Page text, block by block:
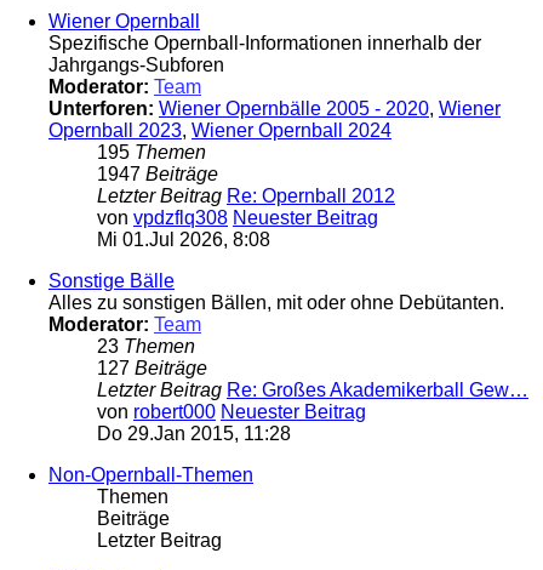
Wiener Opernball
Spezifische Opernball-Informationen innerhalb der
Jahrgangs-Subforen
Moderator: Team
Unterforen: Wiener Opernbälle 2005 - 2020, Wiener
Opernball 2023, Wiener Opernball 2024
195 Themen
1947 Beiträge
Letzter Beitrag Re: Opernball 2012
von vpdzflq308 Neuester Beitrag
Mi 01.Jul 2026, 8:08
Sonstige Bälle
Alles zu sonstigen Bällen, mit oder ohne Debütanten.
Moderator: Team
23 Themen
127 Beiträge
Letzter Beitrag Re: Großes Akademikerball Gew…
von robert000 Neuester Beitrag
Do 29.Jan 2015, 11:28
Non-Opernball-Themen
Themen
Beiträge
Letzter Beitrag